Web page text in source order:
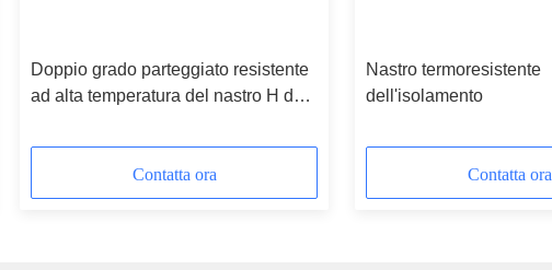
Doppio grado parteggiato resistente
ad alta temperatura del nastro H del
Contatta ora
Nastro termoresistente
dell'isolamento
Contatta ora